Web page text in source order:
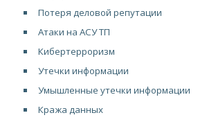
Потеря деловой репутации
Атаки на АСУ ТП
Кибертерроризм
Утечки информации
Умышленные утечки информации
Кража данных